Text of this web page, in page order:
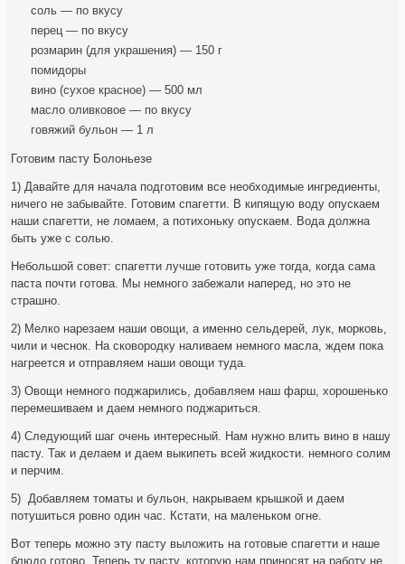
соль — по вкусу
перец — по вкусу
розмарин (для украшения) — 150 г
помидоры
вино (сухое красное) — 500 мл
масло оливковое — по вкусу
говяжий бульон — 1 л
Готовим пасту Болоньезе
1) Давайте для начала подготовим все необходимые ингредиенты,
ничего не забывайте. Готовим спагетти. В кипящую воду опускаем
наши спагетти, не ломаем, а потихоньку опускаем. Вода должна
быть уже с солью.
Небольшой совет: спагетти лучше готовить уже тогда, когда сама
паста почти готова. Мы немного забежали наперед, но это не
страшно.
2) Мелко нарезаем наши овощи, а именно сельдерей, лук, морковь,
чили и чеснок. На сковородку наливаем немного масла, ждем пока
нагреется и отправляем наши овощи туда.
3) Овощи немного поджарились, добавляем наш фарш, хорошенько
перемешиваем и даем немного поджариться.
4) Следующий шаг очень интересный. Нам нужно влить вино в нашу
пасту. Так и делаем и даем выкипеть всей жидкости. немного солим
и перчим.
5) Добавляем томаты и бульон, накрываем крышкой и даем
потушиться ровно один час. Кстати, на маленьком огне.
Вот теперь можно эту пасту выложить на готовые спагетти и наше
блюдо готово. Теперь ту пасту, которую нам приносят на работу не